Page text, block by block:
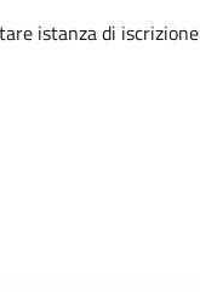
istanza di iscrizione